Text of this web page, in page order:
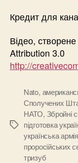
Кредит для
Відео,
Attribution 3.0
http://
Позначки
Nato,
Сполучених
НАТО, Збройні
підготовка
українська
проросійських
тризуб